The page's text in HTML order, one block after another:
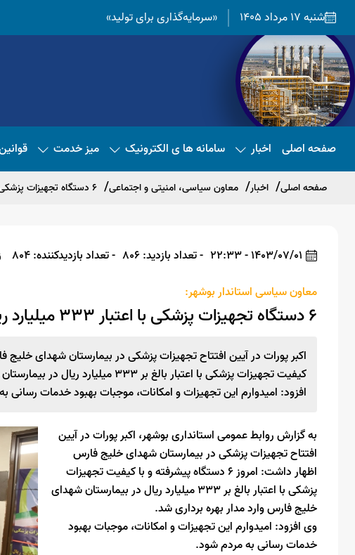
شنبه 17 مرداد 1405 «سرمایه‌گذاری برای تولید»
صفحه اصلی اخبار سامانه ها ی الکترونیک میز خدمت
صفحه اصلی اخبار معاون سیاسی، امنیتی و اجتماعی ۶ دستگاه تجهیزات پزشکی با اعتبار ۳۳۳ میلیارد ریال در بوشهر راه اندازی شد
1403/07/01 - 22:33 - تعداد بازدید: 806 - تعداد بازدیدکننده: 804
معاون سیاسی استاندار بوشهر:
۶ دستگاه تجهیزات پزشکی با اعتبار ۳۳۳ میلیارد ریال در بوشهر راه اندازی شد
کیفیت تجهیزات پزشکی با اعتبار بالغ
افزود: امیدوارم این تجهیزات و امکانات، موجبات بهبود خدمات رسانی
به گزارش روابط عمومی استانداری بوشهر، اکبر پورات در آیین
افتتاح تجهیزات پزشکی در بیمارستان شهدای خلیج فارس
اظهار داشت: امروز ۶ دستگاه پیشرفته و با کیفیت تجهیزات
پزشکی با اعتبار بالغ بر ۳۳۳ میلیارد ریال در بیمارستان شهدای
خلیج فارس وارد مدار بهره برداری شد.
وی افزود: امیدوارم این تجهیزات و امکانات، موجبات بهبود
خدمات رسانی به مردم شود.